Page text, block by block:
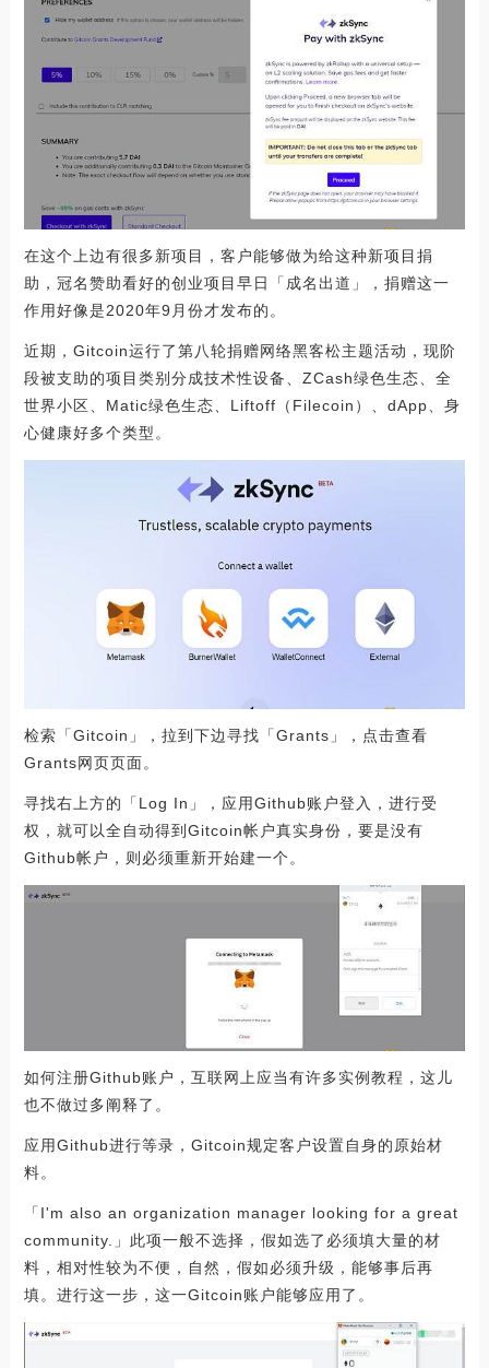
在这个上边有很多新项目，客户能够做为给这种新项目捐
助，冠名赞助看好的创业项目早日「成名出道」，捐赠这一
作用好像是2020年9月份才发布的。
近期，Gitcoin运行了第八轮捐赠网络黑客松主题活动，现阶
段被支助的项目类别分成技术性设备、ZCash绿色生态、全
世界小区、Matic绿色生态、Liftoff（Filecoin）、dApp、身
心健康好多个类型。
检索「Gitcoin」，拉到下边寻找「Grants」，点击查看
Grants网页页面。
寻找右上方的「Log In」，应用Github账户登入，进行受
权，就可以全自动得到Gitcoin帐户真实身份，要是没有
Github帐户，则必须重新开始建一个。
如何注册Github账户，互联网上应当有许多实例教程，这儿
也不做过多阐释了。
应用Github进行等录，Gitcoin规定客户设置自身的原始材
料。
「I'm also an organization manager looking for a great
community.」此项一般不选择，假如选了必须填大量的材
料，相对性较为不便，自然，假如必须升级，能够事后再
填。进行这一步，这一Gitcoin账户能够应用了。